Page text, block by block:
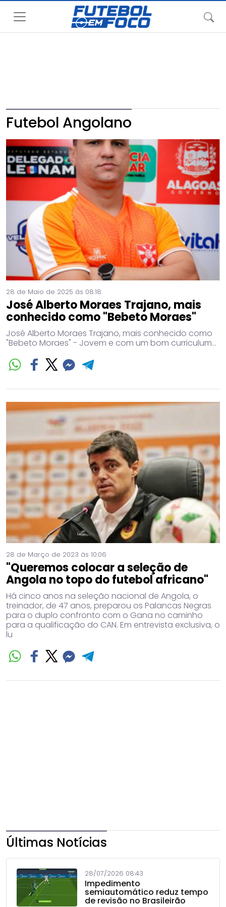
Futebol Angolano
28 de Maio de 2025 às 08:18
José Alberto Moraes Trajano, mais
conhecido como "Bebeto Moraes"
José Alberto Moraes Trajano, mais conhecido como
"Bebeto Moraes" - Jovem e com um bom curriculum...
28 de Março de 2023 às 10:06
"Queremos colocar a seleção de
Angola no topo do futebol africano"
Há cinco anos na seleção nacional de Angola, o
treinador, de 47 anos, preparou os Palancas Negras
para o duplo confronto com o Gana no caminho
para a qualificação do CAN. Em entrevista exclusiva, o
lu
Últimas Notícias
28/07/2026 08:43
Impedimento
semiautomático reduz tempo
de revisão no Brasileirão